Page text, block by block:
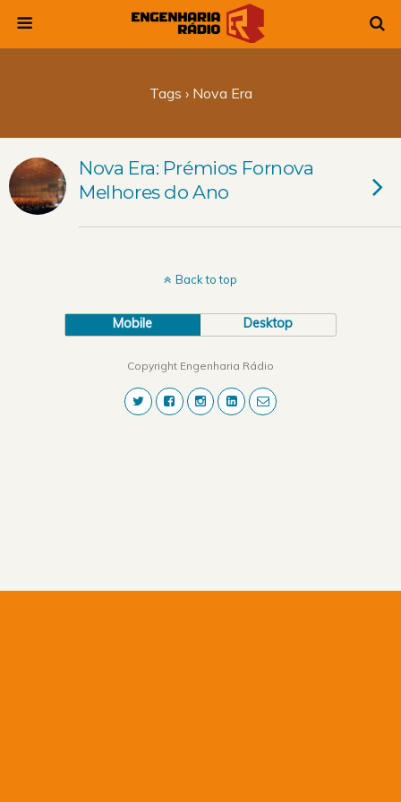
Tags › Nova Era
Nova Era: Prémios Fornova
Melhores do Ano
Back to top
Mobile Desktop
Copyright Engenharia Rádio